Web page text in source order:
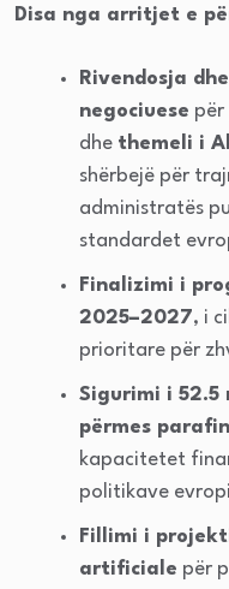
Disa nga arritjet e
Rivendosja
negociuese për
dhe themeli i
shërbejë për
administratës
standardet
Finalizimi i
2025–2027, i
prioritare për
Sigurimi i 52.5
përmes
kapacitetet
politikave
Fillimi i
artificiale për